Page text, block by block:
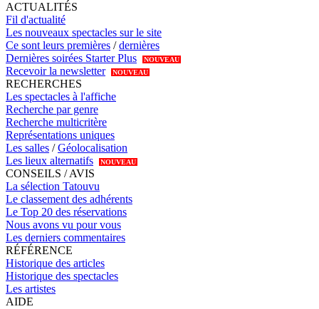
ACTUALITÉS
Fil d'actualité
Les nouveaux spectacles sur le site
Ce sont leurs premières /dernières
Dernières soirées Starter Plus
NOUVEAU
Recevoir la newsletter NOUVEAU
RECHERCHES
Les spectacles à l'affiche
Recherche par genre
Recherche multicritère
Représentations uniques
Les salles /Géolocalisation
Les lieux alternatifs
NOUVEAU
CONSEILS / AVIS
La sélection Tatouvu
Le classement des adhérents
Le Top 20 des réservations
Nous avons vu pour vous
Les derniers commentaires
RÉFÉRENCE
Historique des articles
Historique des spectacles
Les artistes
AIDE